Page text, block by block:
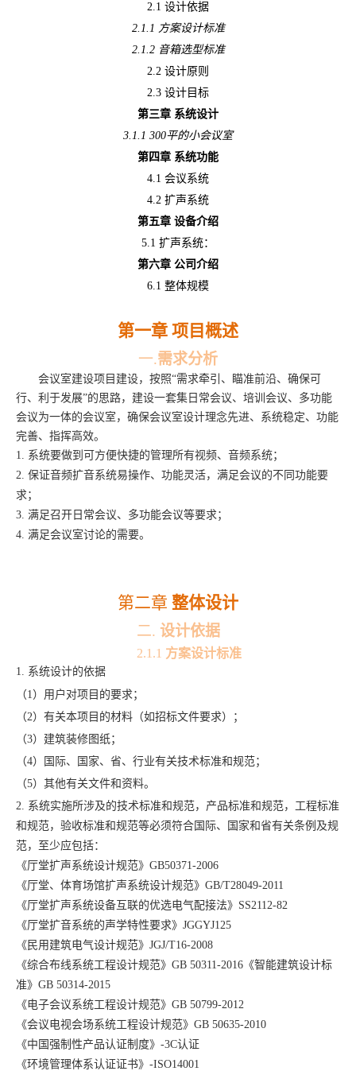
2.1 设计依据
2.1.1 方案设计标准
2.1.2 音箱选型标准
2.2 设计原则
2.3 设计目标
第三章 系统设计
3.1.1 300平的小会议室
第四章 系统功能
4.1 会议系统
4.2 扩声系统
第五章 设备介绍
5.1 扩声系统：
第六章 公司介绍
6.1 整体规模
第一章 项目概述
一.需求分析
会议室建设项目建设，按照“需求牵引、瞄准前沿、确保可
行、利于发展”的思路，建设一套集日常会议、 培训会议、多功能
会议为一体的会议室，确保会议室设计理念先进、系统稳定、功能
完善、指挥高效。
1. 系统要做到可方便快捷的管理所有视频、音频系统；
2. 保证音频扩音系统易操作、功能灵活，满足会议的不同功能要
求；
3. 满足召开日常会议、多功能会议等要求；
4. 满足会议室讨论的需要。
第二章 整体设计
二. 设计依据
2.1.1 方案设计标准
1. 系统设计的依据
（1）用户对项目的要求；
（2）有关本项目的材料（如招标文件要求）；
（3）建筑装修图纸；
（4）国际、国家、省、行业有关技术标准和规范；
（5）其他有关文件和资料。
2. 系统实施所涉及的技术标准和规范，产品标准和规范，工程标准
和规范，验收标准和规范等必须符合国际、国家和省有关条例及规
范，至少应包括：
《厅堂扩声系统设计规范》 GB50371-2006
《厅堂、体育场馆扩声系统设计规范》 GB/T28049-2011
《厅堂扩声系统设备互联的优选电气配接法》 SS2112-82
《厅堂扩音系统的声学特性要求》 JGGYJ125
《民用建筑电气设计规范》 JGJ/T16-2008
《综合布线系统工程设计规范》 GB 50311-2016 《智能建筑设计标
准》 GB 50314-2015
《电子会议系统工程设计规范》 GB 50799-2012
《会议电视会场系统工程设计规范》 GB 50635-2010
《中国强制性产品认证制度》 -3C认证
《环境管理体系认证证书》 -ISO14001